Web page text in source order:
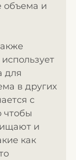
объема и
для
в других
с
чтобы
и
как